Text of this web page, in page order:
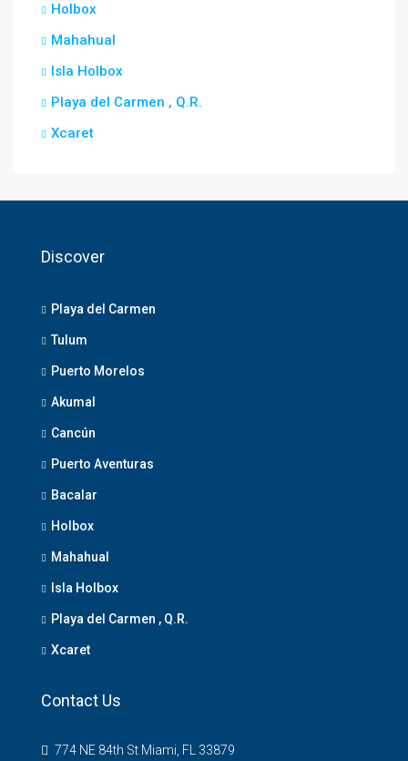
Holbox
Mahahual
Isla Holbox
Playa del Carmen , Q.R.
Xcaret
Discover
Playa del Carmen
Tulum
Puerto Morelos
Akumal
Cancún
Puerto Aventuras
Bacalar
Holbox
Mahahual
Isla Holbox
Playa del Carmen , Q.R.
Xcaret
Contact Us
774 NE 84th St Miami, FL 33879